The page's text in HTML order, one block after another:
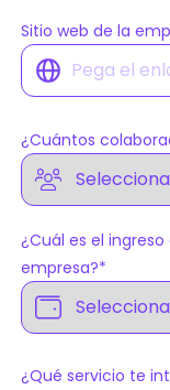
Sitio web de la
¿Cuántos
¿Cuál es el
empresa?*
¿Qué servicio te